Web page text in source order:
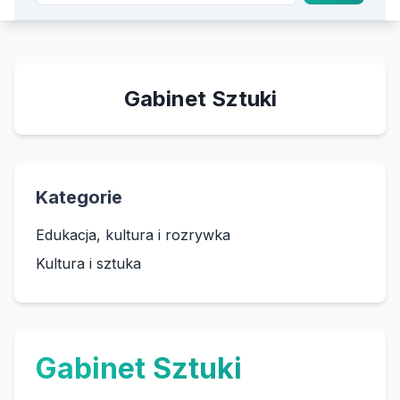
Gabinet Sztuki
Kategorie
Edukacja, kultura i rozrywka
Kultura i sztuka
Gabinet Sztuki